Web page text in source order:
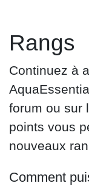
Rangs
Continuez à
forum ou sur
points vous
nouveaux
Comment